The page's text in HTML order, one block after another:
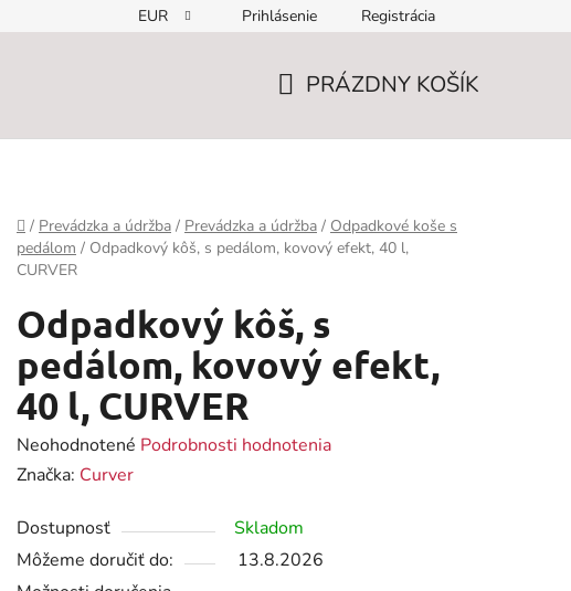
EUR Prihlásenie Registrácia
PRÁZDNY KOŠÍK
Domov
/ Prevádzka a údržba / Prevádzka a údržba / Odpadkové koše s
pedálom / Odpadkový kôš, s pedálom, kovový efekt, 40 l,
CURVER
Odpadkový kôš, s
pedálom, kovový efekt,
40 l, CURVER
Priemerné
hodnotenie
je
0,0
Neohodnotené Podrobnosti hodnotenia
Značka: Curver
Dostupnosť
Skladom
Môžeme doručiť do:
13.8.2026